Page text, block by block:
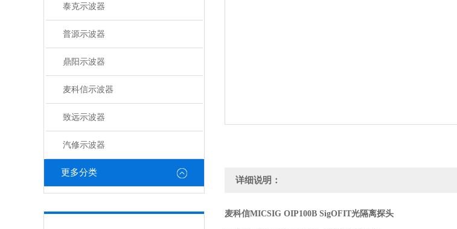
泰克示波器
普源示波器
鼎阳示波器
麦科信示波器
致远示波器
汽修示波器
更多分类
详细说明：
麦科信MICSIG OIP100B SigOFIT光隔离探头